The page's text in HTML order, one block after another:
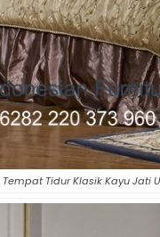
Tempat Tidur Klasik Kayu Jati